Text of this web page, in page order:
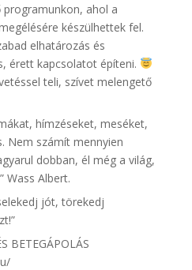
ahol a
készülhettek fel.
elhatározás és
érett kapcsolatot építeni.
teli, szívet melengető
hímzéseket, meséket,
Nem számít mennyien
dobban, él még a világ,
Wass Albert.
jót, törekedj
BETEGÁPOLÁS